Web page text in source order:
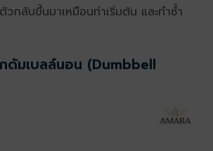
วกลับขึ้นมาเหมือนท่าเริ่มต้น และทำซ้ำ
ดัมเบลล์นอน (Dumbbell